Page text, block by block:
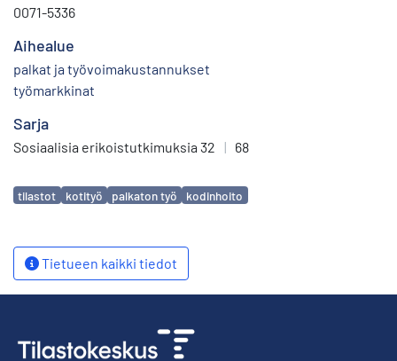
0071-5336
Aihealue
palkat ja työvoimakustannukset
työmarkkinat
Sarja
Sosiaalisia erikoistutkimuksia 32 | 68
Avainsanat
tilastot kotityö palkaton työ kodinhoito
Tietueen kaikki tiedot